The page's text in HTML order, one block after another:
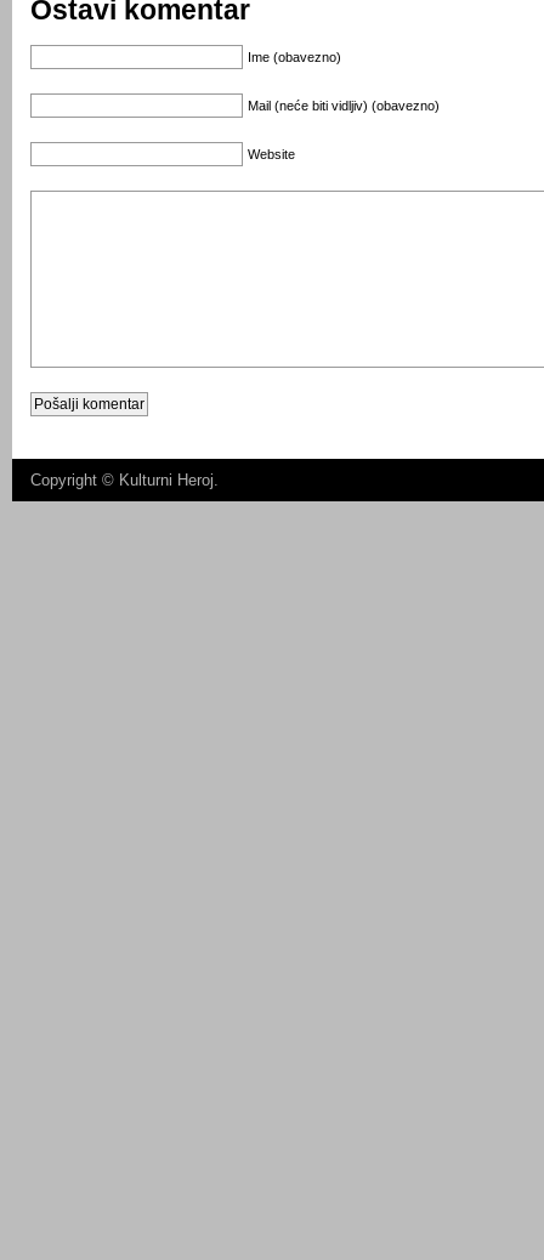
Ostavi komentar
Ime (obavezno)
Mail (neće biti vidljiv) (obavezno)
Website
Copyright © Kulturni Heroj.